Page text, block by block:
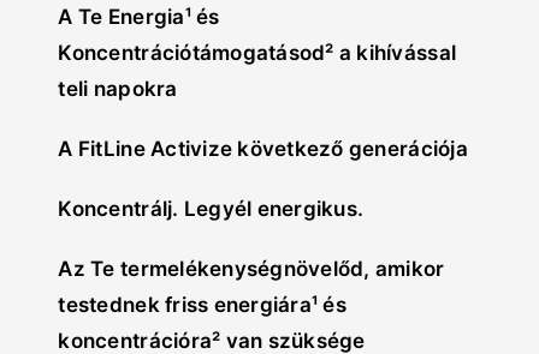
A Te Energia¹ és
Koncentrációtámogatásod² a kihívással
teli napokra
A FitLine Activize következő generációja
Koncentrálj. Legyél energikus.
Az Te termelékenységnövelőd, amikor
testednek friss energiára¹ és
koncentrációra² van szüksége